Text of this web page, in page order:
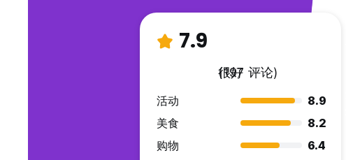
7.9
很好
(197 评论)
活动
8.9
美食
8.2
购物
6.4